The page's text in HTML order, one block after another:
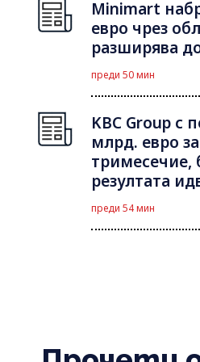
Minimart
евро чрез
разширява
преди 50 мин
KBC Group с
млрд. евро
тримесечие,
резултата
преди 54 мин